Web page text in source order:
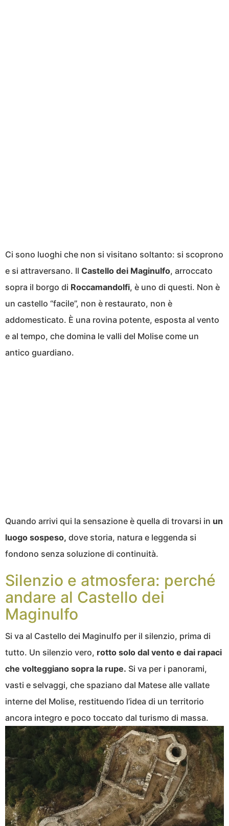
Ci sono luoghi che non si visitano soltanto: si scoprono
e si attraversano. Il Castello dei Maginulfo, arroccato
sopra il borgo di Roccamandolfi, è uno di questi. Non è
un castello “facile”, non è restaurato, non è
addomesticato. È una rovina potente, esposta al vento
e al tempo, che domina le valli del Molise come un
antico guardiano.
Quando arrivi qui la sensazione è quella di trovarsi in un
luogo sospeso, dove storia, natura e leggenda si
fondono senza soluzione di continuità.
Silenzio e atmosfera: perché
andare al Castello dei
Maginulfo
Si va al Castello dei Maginulfo per il silenzio, prima di
tutto. Un silenzio vero, rotto solo dal vento e dai rapaci
che volteggiano sopra la rupe. Si va per i panorami,
vasti e selvaggi, che spaziano dal Matese alle vallate
interne del Molise, restituendo l’idea di un territorio
ancora integro e poco toccato dal turismo di massa.